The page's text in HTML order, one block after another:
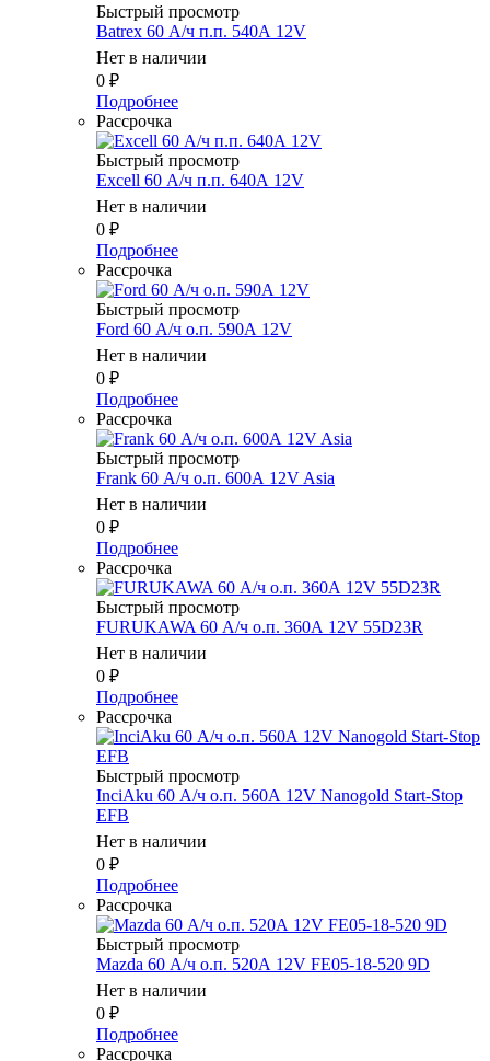
Быстрый просмотр
Batrex 60 А/ч п.п. 540А 12V
Нет в наличии
0 ₽
Подробнее
Рассрочка
Быстрый просмотр
Excell 60 А/ч п.п. 640А 12V
Нет в наличии
0 ₽
Подробнее
Рассрочка
Быстрый просмотр
Ford 60 А/ч о.п. 590А 12V
Нет в наличии
0 ₽
Подробнее
Рассрочка
Быстрый просмотр
Frank 60 А/ч о.п. 600А 12V Asia
Нет в наличии
0 ₽
Подробнее
Рассрочка
Быстрый просмотр
FURUKAWA 60 А/ч о.п. 360А 12V 55D23R
Нет в наличии
0 ₽
Подробнее
Рассрочка
Быстрый просмотр
InciAku 60 А/ч о.п. 560А 12V Nanogold Start-Stop
EFB
Нет в наличии
0 ₽
Подробнее
Рассрочка
Быстрый просмотр
Mazda 60 А/ч о.п. 520А 12V FE05-18-520 9D
Нет в наличии
0 ₽
Подробнее
Рассрочка